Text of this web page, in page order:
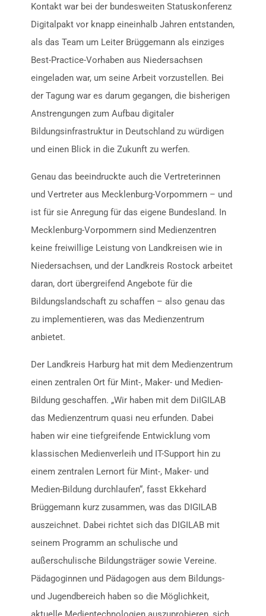
Kontakt war bei der bundesweiten Statuskonferenz
Digitalpakt vor knapp eineinhalb Jahren entstanden,
als das Team um Leiter Brüggemann als einziges
Best-Practice-Vorhaben aus Niedersachsen
eingeladen war, um seine Arbeit vorzustellen. Bei
der Tagung war es darum gegangen, die bisherigen
Anstrengungen zum Aufbau digitaler
Bildungsinfrastruktur in Deutschland zu würdigen
und einen Blick in die Zukunft zu werfen.
Genau das beeindruckte auch die Vertreterinnen
und Vertreter aus Mecklenburg-Vorpommern – und
ist für sie Anregung für das eigene Bundesland. In
Mecklenburg-Vorpommern sind Medienzentren
keine freiwillige Leistung von Landkreisen wie in
Niedersachsen, und der Landkreis Rostock arbeitet
daran, dort übergreifend Angebote für die
Bildungslandschaft zu schaffen – also genau das
zu implementieren, was das Medienzentrum
anbietet.
Der Landkreis Harburg hat mit dem Medienzentrum
einen zentralen Ort für Mint-, Maker- und Medien-
Bildung geschaffen. „Wir haben mit dem DiIGILAB
das Medienzentrum quasi neu erfunden. Dabei
haben wir eine tiefgreifende Entwicklung vom
klassischen Medienverleih und IT-Support hin zu
einem zentralen Lernort für Mint-, Maker- und
Medien-Bildung durchlaufen“, fasst Ekkehard
Brüggemann kurz zusammen, was das DIGILAB
auszeichnet. Dabei richtet sich das DIGILAB mit
seinem Programm an schulische und
außerschulische Bildungsträger sowie Vereine.
Pädagoginnen und Pädagogen aus dem Bildungs-
und Jugendbereich haben so die Möglichkeit,